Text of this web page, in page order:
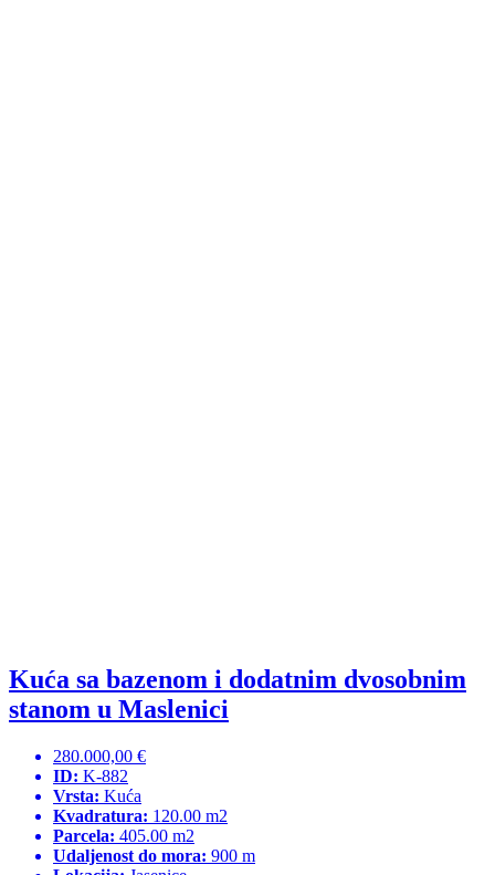
Kuća sa bazenom i dodatnim dvosobnim
stanom u Maslenici
280.000,00 €
ID: K-882
Vrsta: Kuća
Kvadratura: 120.00 m2
Parcela: 405.00 m2
Udaljenost do mora: 900 m